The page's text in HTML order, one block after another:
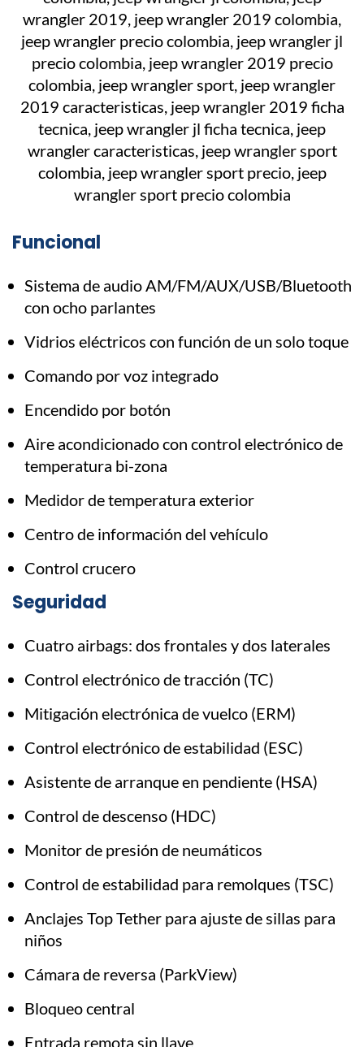
Funcional
Sistema de audio AM/FM/AUX/USB/Bluetooth
con ocho parlantes
Vidrios eléctricos con función de un solo toque
Comando por voz integrado
Encendido por botón
Aire acondicionado con control electrónico de
temperatura bi-zona
Medidor de temperatura exterior
Centro de información del vehículo
Control crucero
Seguridad
Cuatro airbags: dos frontales y dos laterales
Control electrónico de tracción (TC)
Mitigación electrónica de vuelco (ERM)
Control electrónico de estabilidad (ESC)
Asistente de arranque en pendiente (HSA)
Control de descenso (HDC)
Monitor de presión de neumáticos
Control de estabilidad para remolques (TSC)
Anclajes Top Tether para ajuste de sillas para
niños
Cámara de reversa (ParkView)
Bloqueo central
Entrada remota sin llave